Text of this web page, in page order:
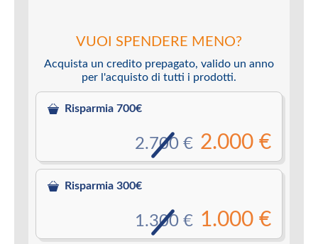
VUOI SPENDERE MENO?
Acquista un credito prepagato, valido un anno
per l'acquisto di tutti i prodotti.
Risparmia 700€
2.000 €
2.700 €
Risparmia 300€
1.000 €
1.300 €